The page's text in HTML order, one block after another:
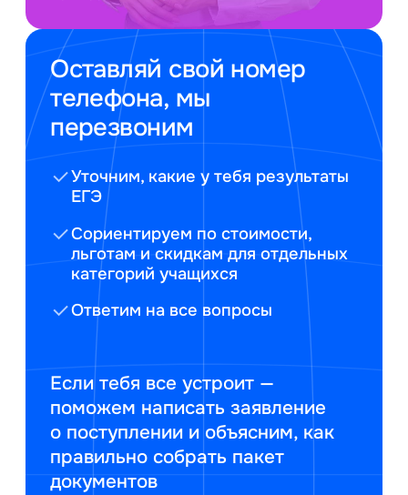
Оставляй свой номер
телефона, мы
перезвоним
Уточним, какие у тебя результаты
ЕГЭ
Сориентируем по стоимости,
льготам и скидкам для отдельных
категорий учащихся
Ответим на все вопросы
Если тебя все устроит —
поможем написать заявление
о поступлении и объясним, как
правильно собрать пакет
документов